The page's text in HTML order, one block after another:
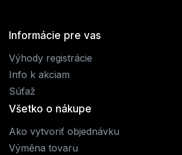
Informácie pre vas
Výhody registrácie
Info k akciam
Súťaž
Všetko o nákupe
Ako vytvoriť objednávku
Výměna tovaru